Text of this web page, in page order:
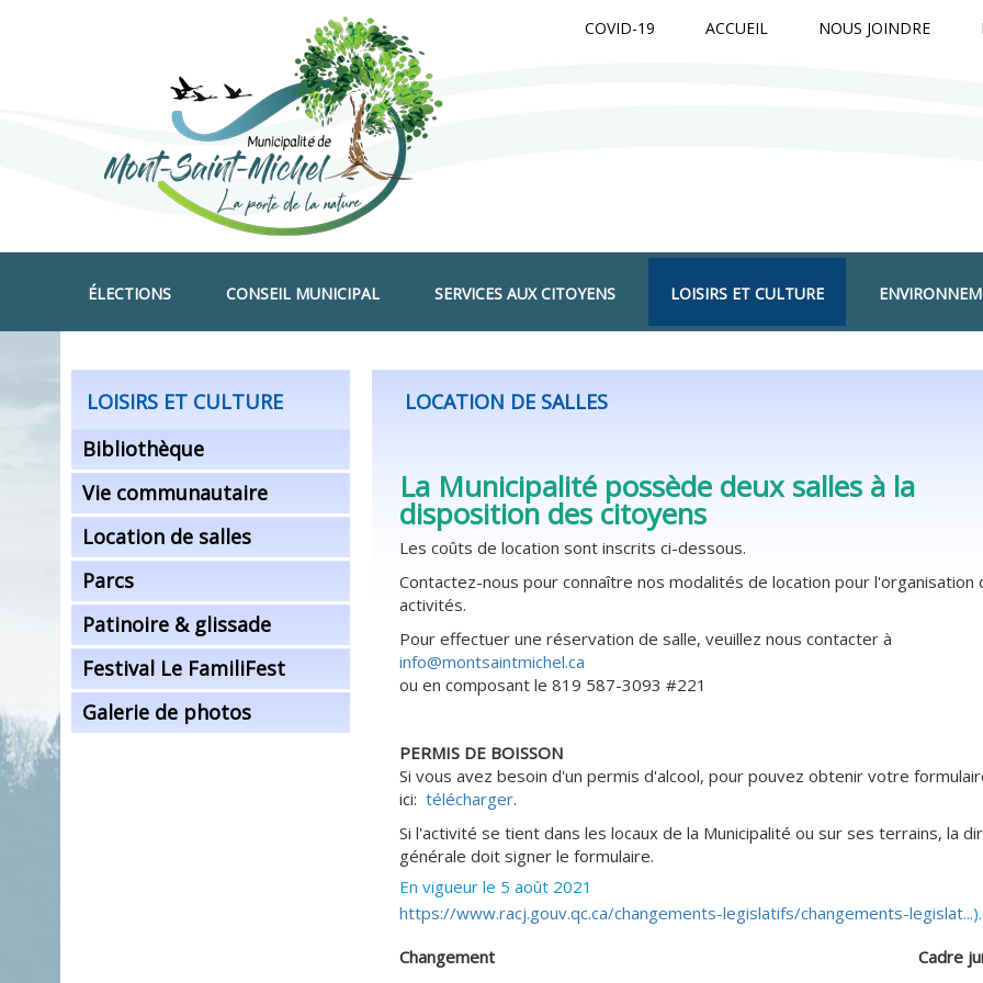
NOUS JOINDRE
ACCUEIL
COVID-19
ÉLECTIONS CONSEIL MUNICIPAL SERVICES AUX CITOYENS LOISIRS ET CULTURE
LOCATION DE SALLES
La Municipalité possède deux salles à la
disposition des citoyens
Les coûts de location sont inscrits ci-dessous.
Contactez-nous pour connaître nos modalités de location pour l'organisation
activités.
Pour effectuer une réservation de salle, veuillez nous contacter à
info@montsaintmichel.ca
ou en composant le 819 587-3093 #221
PERMIS DE BOISSON
Si vous avez besoin d'un permis d'alcool, pour pouvez obtenir votre
ici:télécharger.
Si l'activité se tient dans les locaux de la Municipalité ou sur ses terrains, la
générale doit signer le formulaire.
En vigueur le 5 août 2021
https://www.racj.gouv.qc.ca/changements-legislatifs/changements-legislat...).
Changement
Cadre
LOISIRS ET CULTURE
Bibliothèque
Vie communautaire
Location de salles
Parcs
Patinoire & glissade
Festival Le FamiliFest
Galerie de photos